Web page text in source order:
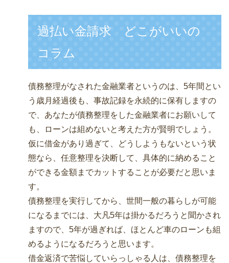
過払い金請求 どこがいいの
コラム
債務整理がなされた金融業者というのは、5年間とい
う歳月経過後も、事故記録を永続的に保有しますの
で、あなたが債務整理をした金融業者にお願いして
も、ローンは組めないと考えた方が賢明でしょう。
仮に借金があり過ぎて、どうしようもないという状
態なら、任意整理を決断して、具体的に納めること
ができる金額までカットすることが必要だと思いま
す。
債務整理を実行してから、世間一般の暮らしが可能
になるまでには、大凡5年は掛かるだろうと聞かされ
ますので、5年が過ぎれば、ほとんど車のローンも組
めるようになるだろうと思います。
借金返済で苦悩していらっしゃる人は、債務整理を